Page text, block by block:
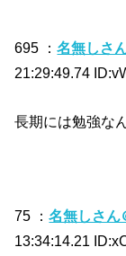
695 ：名無しさ
21:29:49.74
長期には勉強な
75 ：名無しさん
13:34:14.21